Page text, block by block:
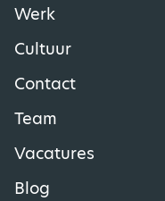
Werk
Cultuur
Contact
Team
Vacatures
Blog